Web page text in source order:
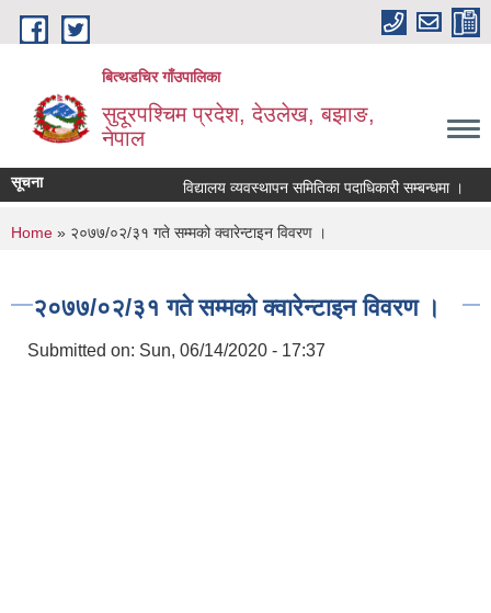
Skip to main content
बित्थडचिर गाँउपालिका
सुदूरपश्चिम प्रदेश, देउलेख, बझाङ,
नेपाल
सूचना विद्यालय व्यवस्थापन समितिका पदाधिकारी सम्बन्धमा ।
You are here
Home » २०७७/०२/३१ गते सम्मको क्वारेन्टाइन विवरण ।
२०७७/०२/३१ गते सम्मको क्वारेन्टाइन विवरण ।
Submitted on: Sun, 06/14/2020 - 17:37